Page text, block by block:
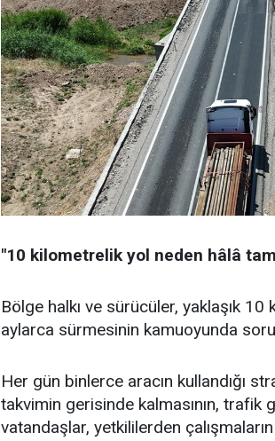
"10 kilometrelik yol neden hâlâ
Bölge halkı ve sürücüler, yaklaşık
aylarca sürmesinin kamuoyunda
Her gün binlerce aracın kullandığı
takvimin gerisinde kalmasının,
vatandaşlar, yetkililerden